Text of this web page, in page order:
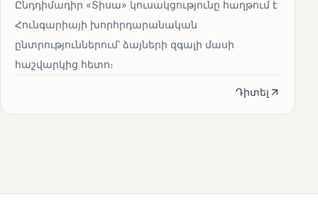
Ընդդիմադիր «Տիսա» կուսակցությունը հաղթում է
Հունգարիայի խորհրդարանական
ընտրություններում՝ ձայների զգալի մասի
հաշվարկից հետո։
Դիտել